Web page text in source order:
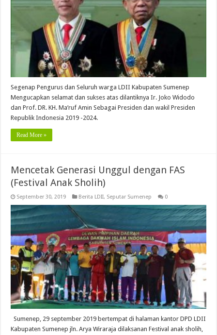
Segenap Pengurus dan Seluruh warga LDII Kabupaten Sumenep
Mengucapkan selamat dan sukses atas dilantiknya Ir. Joko Widodo
dan Prof. DR. KH. Ma’ruf Amin Sebagai Presiden dan wakil Presiden
Republik Indonesia 2019 -2024.
Read More »
Mencetak Generasi Unggul dengan FAS
(Festival Anak Sholih)
September 30, 2019 Berita LDII, Seputar Sumenep 0
Sumenep, 29 september 2019 bertempat di halaman kantor DPD LDII
Kabupaten Sumenep jln. Arya Wiraraja dilaksanan Festival anak sholih,